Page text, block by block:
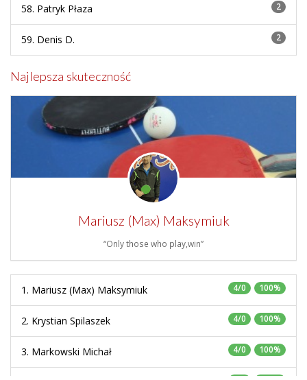
58. Patryk Płaza 2
59. Denis D. 2
Najlepsza skuteczność
Mariusz (Max) Maksymiuk
“Only those who play,win”
1. Mariusz (Max) Maksymiuk 100%
4/0
2. Krystian Spilaszek 100%
4/0
3. Markowski Michał 100%
4/0